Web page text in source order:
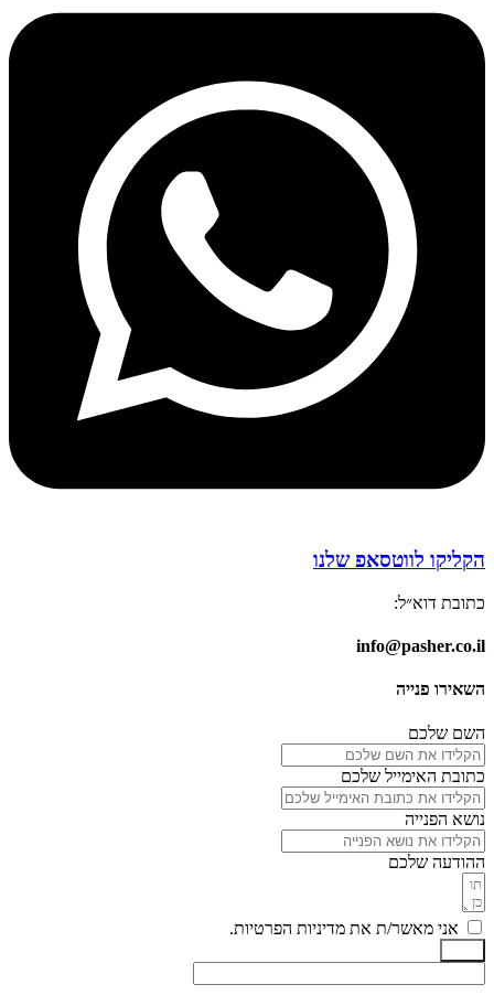
הקליקו לווטסאפ שלנו
כתובת דוא״ל:
info@pasher.co.il
השאירו פנייה
השם שלכם
כתובת האימייל שלכם
נושא הפנייה
ההודעה שלכם
אני מאשר/ת את מדיניות הפרטיות.